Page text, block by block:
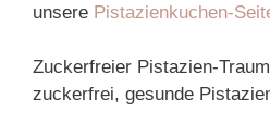
unsere Pistazienkuchen-
Zuckerfreier Pistazien-
zuckerfrei, gesunde